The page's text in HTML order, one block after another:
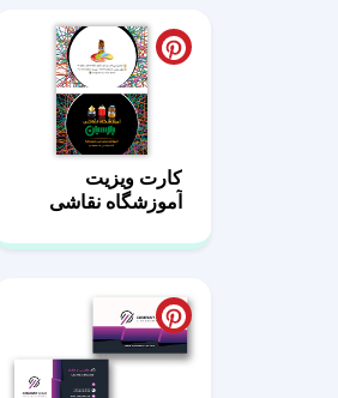
کارت ویزیت
آموزشگاه نقاشی